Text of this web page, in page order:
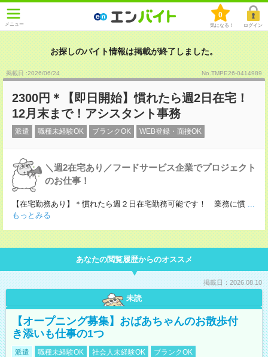
メニュー
0
気になる！ ログイン
お探しのバイト情報は掲載が終了しました。
掲載日 :2026/06/24 No.TMPE26-0414989
2300円＊【即日開始】慣れたら週2日在宅！
12月末まで！アシスタント事務
派遣 職種未経験OK ブランクOK WEB登録・面接OK
＼週2在宅あり／フードサービス企業でプロジェクト
のお仕事！
【在宅勤務あり】＊慣れたら週２日在宅勤務可能です！ 業務に慣 ...
もっとみる
あなたの閲覧履歴からのオススメ
掲載日：2026.08.10
未読
【オープニング募集】おばあちゃんのお散歩付
き添いも仕事の1つ
派遣 職種未経験OK 社会人未経験OK
ブランクOK